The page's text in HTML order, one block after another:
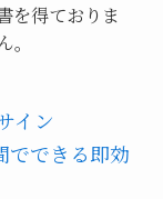
を得ておりま
イン
でできる即効